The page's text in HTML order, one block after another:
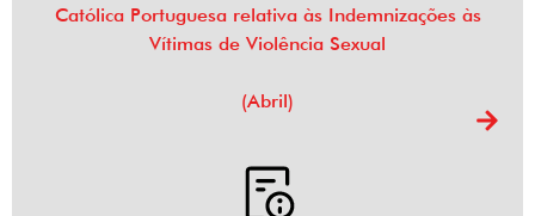
Católica Portuguesa relativa às Indemnizações às
Vítimas de Violência Sexual
(Abril)